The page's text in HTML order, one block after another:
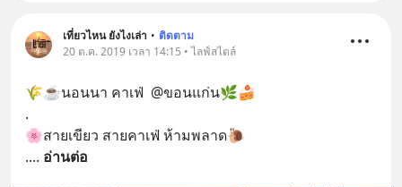
เที่ยวไหน ยังไงเล่า • ติดตาม
20 ต.ค. 2019 เวลา 14:15 • ไลฟ์สไตล์
🌾☕นอนนา คาเฟ่  @ขอนแก่น🌿🍰
.
🌸สายเขียว สายคาเฟ่ ห้ามพลาด🐌
.... อ่านต่อ